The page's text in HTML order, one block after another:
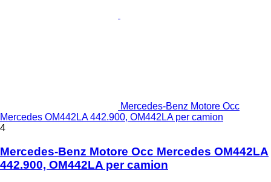
Mercedes-Benz Motore Occ
Mercedes OM442LA 442.900, OM442LA per camion
4
Mercedes-Benz Motore Occ Mercedes OM442LA
442.900, OM442LA per camion